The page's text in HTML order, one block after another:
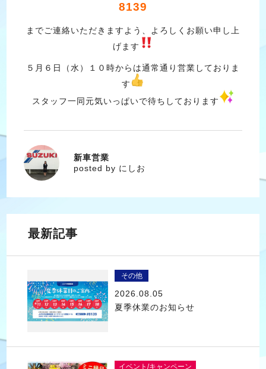
8139
までご連絡いただきますよう、よろしくお願い申し上
げます
５月６日（水）１０時からは通常通り営業しておりま
す
スタッフ一同元気いっぱいで待ちしております
にしお
新車営業
posted by にしお
最新記事
その他
2026.08.05
夏季休業のお知らせ
イベント/キャンペーン